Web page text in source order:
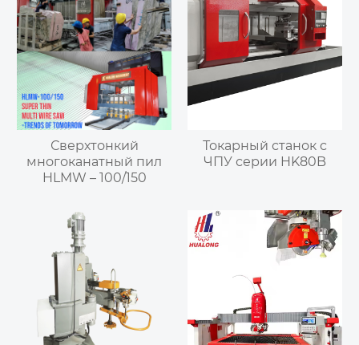
Сверхтонкий
многоканатный пил
HLMW – 100/150
Токарный станок с
ЧПУ серии HK80B